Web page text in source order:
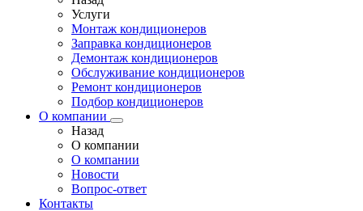
Услуги
Монтаж кондиционеров
Заправка кондиционеров
Демонтаж кондиционеров
Обслуживание кондиционеров
Ремонт кондиционеров
Подбор кондиционеров
О компании
Назад
О компании
О компании
Новости
Вопрос-ответ
Контакты